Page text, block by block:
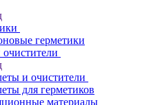
герметики
и очистители
для герметиков
материалы